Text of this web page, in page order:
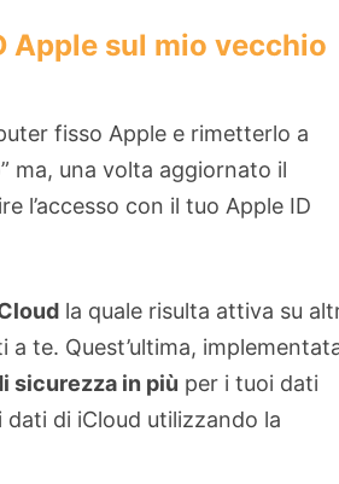
Apple sul mio vecchio
fisso Apple e rimetterlo a
ma, una volta aggiornato il
l’accesso con il tuo Apple ID
la quale risulta attiva su
te. Quest’ultima,
sicurezza in più per i tuoi dati
di iCloud utilizzando la